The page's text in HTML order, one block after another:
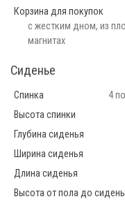
Корзина для покупок
с жестким дном, из
магнитах
Сиденье
Спинка
4
Высота спинки
Глубина сиденья
Ширина сиденья
Длина сиденья
Высота от пола до